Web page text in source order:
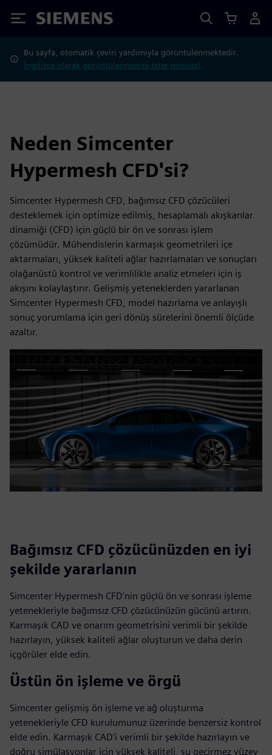
Siemens
Bu sayfa, otomatik çeviri yardımıyla görüntülenmektedir.
İngilizce olarak görüntülenmesini ister misiniz?
Neden Simcenter
Hypermesh CFD'si?
Simcenter Hypermesh CFD, bağımsız CFD çözücüleri
desteklemek için optimize edilmiş, hesaplamalı akışkanlar
dinamiği (CFD) için güçlü bir ön ve sonrası işlem
çözümüdür. Mühendislerin karmaşık geometrileri içe
aktarmaları, yüksek kaliteli ağlar hazırlamaları ve sonuçları
olağanüstü kontrol ve verimlilikle analiz etmeleri için iş
akışını kolaylaştırır. Gelişmiş yeteneklerden yararlanan
Simcenter Hypermesh CFD, model hazırlama ve anlayışlı
sonuç yorumlama için geri dönüş sürelerini önemli ölçüde
azaltır.
Bağımsız CFD çözücünüzden en iyi
şekilde yararlanın
Simcenter Hypermesh CFD'nin güçlü ön ve sonrası işleme
yetenekleriyle bağımsız CFD çözücünüzün gücünü artırın.
Karmaşık CAD ve onarım geometrisini verimli bir şekilde
hazırlayın, yüksek kaliteli ağlar oluşturun ve daha derin
içgörüler elde edin.
Üstün ön işleme ve örgü
Simcenter gelişmiş ön işleme ve ağ oluşturma
yetenekleriyle CFD kurulumunuz üzerinde benzersiz kontrol
elde edin. Karmaşık CAD'i verimli bir şekilde hazırlayın ve
doğru simülasyonlar için yüksek kaliteli, su geçirmez yüzey